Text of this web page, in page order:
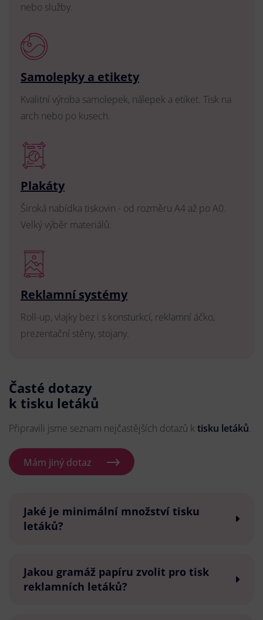
nebo služby.
Samolepky a etikety
Kvalitní výroba samolepek, nálepek a etiket. Tisk na
arch nebo po kusech.
Plakáty
Široká nabídka tiskovin - od rozměru A4 až po A0.
Velký výběr materiálů.
Reklamní systémy
Roll-up, vlajky bez i s konsturkcí, reklamní áčko,
prezentační stěny, stojany.
Časté dotazy
k tisku letáků
Připravili jsme seznam nejčastějších dotazů k tisku letáků.
Mám jiný dotaz
Jaké je minimální množství tisku
letáků?
Jakou gramáž papíru zvolit pro tisk
reklamních letáků?